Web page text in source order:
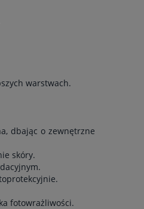
warstwach.
dbając o zewnętrzne
skóry.
fotowrażliwości.